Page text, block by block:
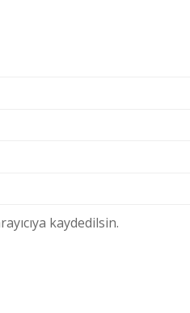
kaydedilsin.